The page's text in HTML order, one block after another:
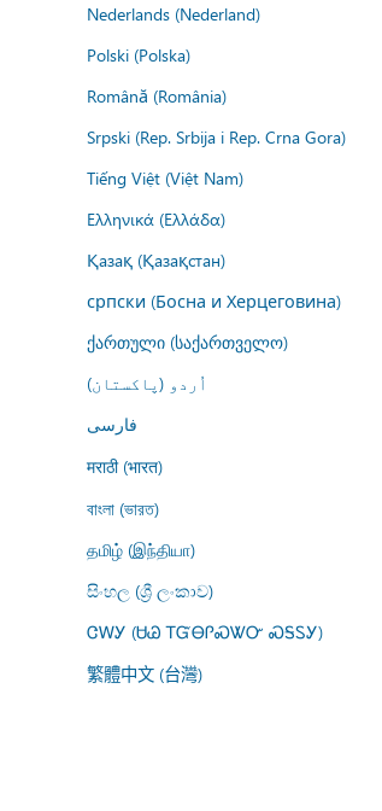
Nederlands (Nederland)
Polski (Polska)
Română (România)
Srpski (Rep. Srbija i Rep. Crna Gora)
Tiếng Việt (Việt Nam)
Ελληνικά (Ελλάδα)
Қазақ (Қазақстан)
српски (Босна и Херцеговина)
ქართული (საქართველო)
اُردو (پاکستان)
فارسى
मराठी (भारत)
বাংলা (ভারত)
தமிழ் (இந்தியா)
සිංහල (ශ්‍රී ලංකාව)
ᏣᎳᎩ (ᏌᏊ ᎢᏳᎾᎵᏍᏔᏅ ᏍᎦᏚᎩ)
繁體中文 (台灣)